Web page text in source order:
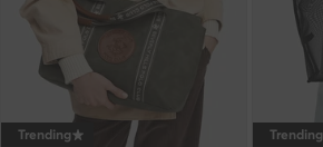
Trending Trending